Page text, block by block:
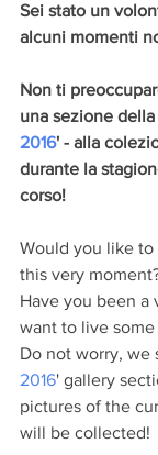
Sei stato un
alcuni momenti
Non ti
una sezione
2016' - alla
durante la
corso!
Would you like
this very
Have you been a
want to live
Do not worry, we
2016' gallery
pictures of the
will be collected!